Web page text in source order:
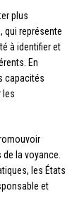
plus
qui représente
à identifier et
En
capacités
les
la voyance.
les États
et